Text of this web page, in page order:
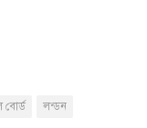
বোর্ড লন্ডন